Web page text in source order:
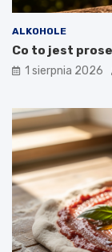
ALKOHOLE
Co to jest
1 sierpnia 2026